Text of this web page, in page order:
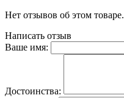
Нет отзывов об этом товаре.
Написать отзыв
Ваше имя:
Достоинства: